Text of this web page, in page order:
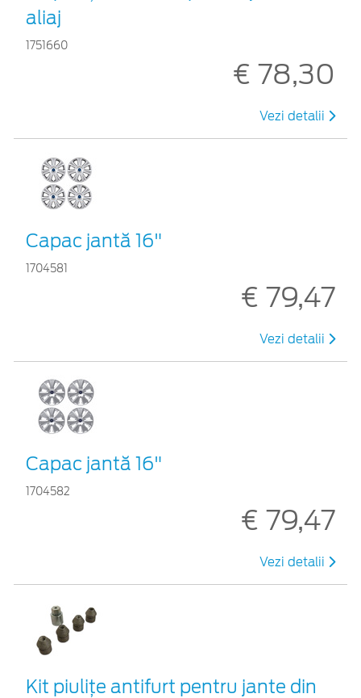
aliaj
1751660
€ 78,30
Vezi detalii
Capac jantă 16"
1704581
€ 79,47
Vezi detalii
Capac jantă 16"
1704582
€ 79,47
Vezi detalii
Kit piuliţe antifurt pentru jante din